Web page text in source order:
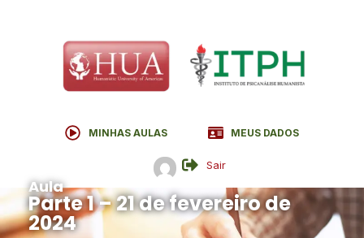
MINHAS AULAS MEUS DADOS
Sair
Aula
Parte 1 – 21 de fevereiro de
2024